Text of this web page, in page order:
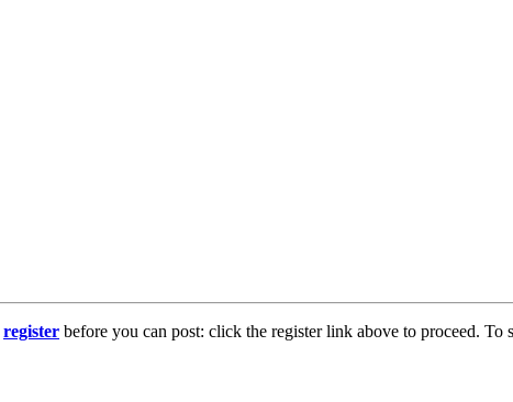
register before you can post: click the register link above to proceed. To